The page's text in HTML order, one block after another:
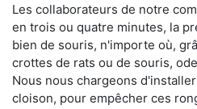
Les collaborateurs de notre
en trois ou quatre minutes, la
bien de souris, n'importe où,
crottes de rats ou de souris,
Nous nous chargeons
cloison, pour empêcher ces